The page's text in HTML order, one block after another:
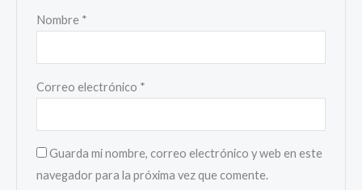
Nombre *
Correo electrónico *
Guarda mi nombre, correo electrónico y web en este
navegador para la próxima vez que comente.